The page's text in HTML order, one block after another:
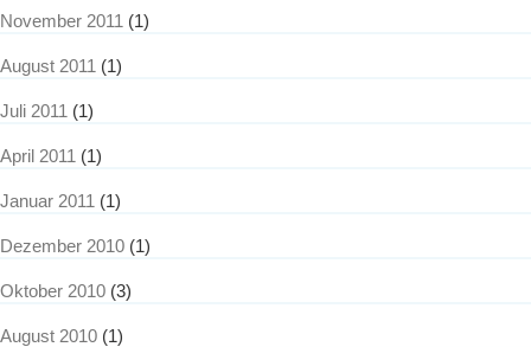
November 2011 (1)
August 2011 (1)
Juli 2011 (1)
April 2011 (1)
Januar 2011 (1)
Dezember 2010 (1)
Oktober 2010 (3)
August 2010 (1)